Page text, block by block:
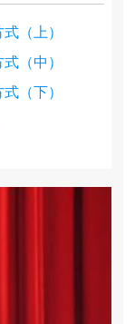
（上）
（中）
（下）